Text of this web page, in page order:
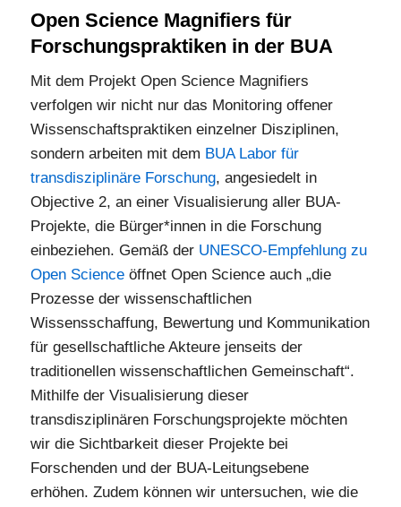
Open Science Magnifiers für
Forschungspraktiken in der BUA
Mit dem Projekt Open Science Magnifiers
verfolgen wir nicht nur das Monitoring offener
Wissenschaftspraktiken einzelner Disziplinen,
sondern arbeiten mit dem BUA Labor für
transdisziplinäre Forschung, angesiedelt in
Objective 2, an einer Visualisierung aller BUA-
Projekte, die Bürger*innen in die Forschung
einbeziehen. Gemäß der UNESCO-Empfehlung zu
Open Science öffnet Open Science auch „die
Prozesse der wissenschaftlichen
Wissensschaffung, Bewertung und Kommunikation
für gesellschaftliche Akteure jenseits der
traditionellen wissenschaftlichen Gemeinschaft“.
Mithilfe der Visualisierung dieser
transdisziplinären Forschungsprojekte möchten
wir die Sichtbarkeit dieser Projekte bei
Forschenden und der BUA-Leitungsebene
erhöhen. Zudem können wir untersuchen, wie die